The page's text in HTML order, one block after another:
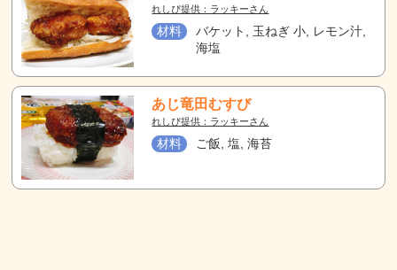
れしぴ提供：ラッキーさん
材料
バケット, 玉ねぎ 小, レモン汁,
海塩
あじ竜田むすび
れしぴ提供：ラッキーさん
材料 ご飯, 塩, 海苔